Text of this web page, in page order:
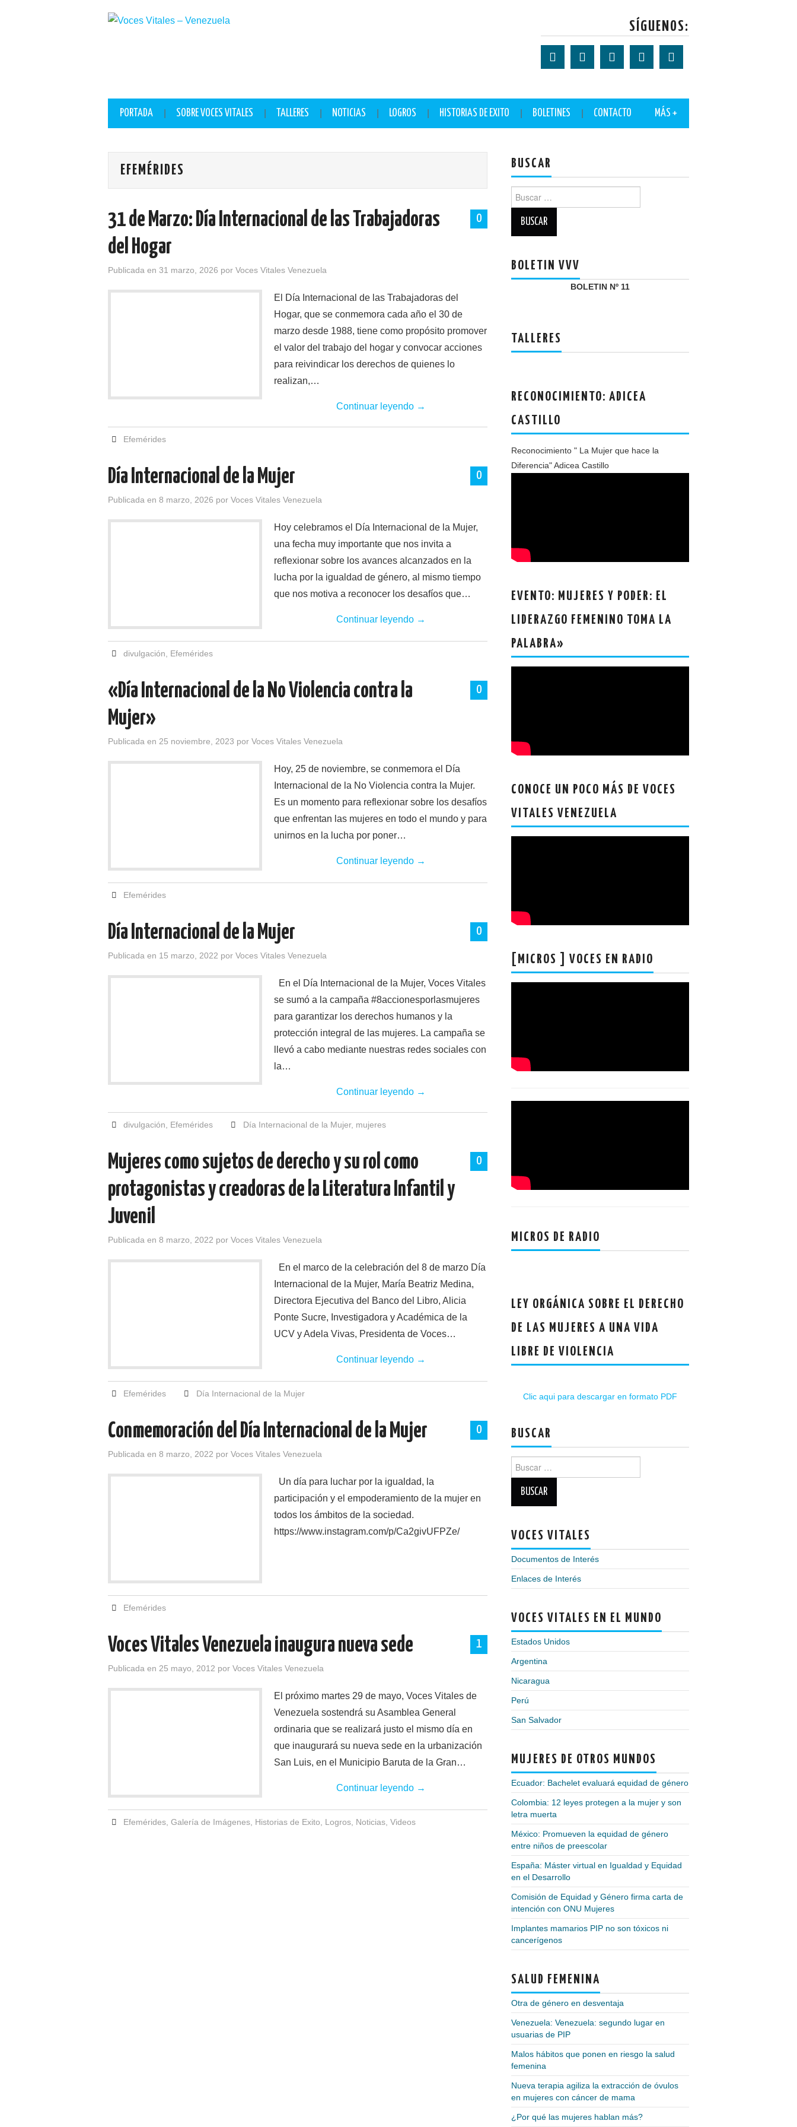
SÍGUENOS:
PORTADA SOBRE VOCES VITALES TALLERES NOTICIAS LOGROS HISTORIAS DE EXITO BOLETINES CONTACTO MÁS +
EFEMÉRIDES
0
31 de Marzo: Día Internacional de las Trabajadoras
del Hogar
Publicada en 31 marzo, 2026 por Voces Vitales Venezuela
El Día Internacional de las Trabajadoras del
Hogar, que se conmemora cada año el 30 de
marzo desde 1988, tiene como propósito promover
el valor del trabajo del hogar y convocar acciones
para reivindicar los derechos de quienes lo
realizan,…
Continuar leyendo →
Efemérides
0
Día Internacional de la Mujer
Publicada en 8 marzo, 2026 por Voces Vitales Venezuela
Hoy celebramos el Día Internacional de la Mujer,
una fecha muy importante que nos invita a
reflexionar sobre los avances alcanzados en la
lucha por la igualdad de género, al mismo tiempo
que nos motiva a reconocer los desafíos que…
Continuar leyendo →
divulgación Efemérides
0
«Día Internacional de la No Violencia contra la
Mujer»
Publicada en 25 noviembre, 2023 por Voces Vitales Venezuela
Hoy, 25 de noviembre, se conmemora el Día
Internacional de la No Violencia contra la Mujer.
Es un momento para reflexionar sobre los desafíos
que enfrentan las mujeres en todo el mundo y para
unirnos en la lucha por poner…
Continuar leyendo →
Efemérides
0
Día Internacional de la Mujer
Publicada en 15 marzo, 2022 por Voces Vitales Venezuela
En el Día Internacional de la Mujer, Voces Vitales
se sumó a la campaña #8accionesporlasmujeres
para garantizar los derechos humanos y la
protección integral de las mujeres. La campaña se
llevó a cabo mediante nuestras redes sociales con
la…
Continuar leyendo →
divulgación Efemérides Día Internacional de la Mujer, mujeres
0
Mujeres como sujetos de derecho y su rol como
protagonistas y creadoras de la Literatura Infantil y
Juvenil
Publicada en 8 marzo, 2022 por Voces Vitales Venezuela
En el marco de la celebración del 8 de marzo Día
Internacional de la Mujer, María Beatriz Medina,
Directora Ejecutiva del Banco del Libro, Alicia
Ponte Sucre, Investigadora y Académica de la
UCV y Adela Vivas, Presidenta de Voces…
Continuar leyendo →
Efemérides Día Internacional de la Mujer
0
Conmemoración del Día Internacional de la Mujer
Publicada en 8 marzo, 2022 por Voces Vitales Venezuela
Un día para luchar por la igualdad, la
participación y el empoderamiento de la mujer en
todos los ámbitos de la sociedad.
https://www.instagram.com/p/Ca2givUFPZe/
Efemérides
1
Voces Vitales Venezuela inaugura nueva sede
Publicada en 25 mayo, 2012 por Voces Vitales Venezuela
El próximo martes 29 de mayo, Voces Vitales de
Venezuela sostendrá su Asamblea General
ordinaria que se realizará justo el mismo día en
que inaugurará su nueva sede en la urbanización
San Luis, en el Municipio Baruta de la Gran…
Continuar leyendo →
Efemérides ,Galería de Imágenes Historias de Exito Logros Noticias ,Videos
BUSCAR
BOLETIN VVV
BOLETIN Nº 11
TALLERES
RECONOCIMIENTO: ADICEA
CASTILLO
Reconocimiento " La Mujer que hace la
Diferencia" Adicea Castillo
EVENTO: MUJERES Y PODER: EL
LIDERAZGO FEMENINO TOMA LA
PALABRA»
CONOCE UN POCO MÁS DE VOCES
VITALES VENEZUELA
[MICROS ] VOCES EN RADIO
MICROS DE RADIO
LEY ORGÁNICA SOBRE EL DERECHO
DE LAS MUJERES A UNA VIDA
LIBRE DE VIOLENCIA
Clic aqui para descargar en formato PDF
BUSCAR
VOCES VITALES
Documentos de Interés
Enlaces de Interés
VOCES VITALES EN EL MUNDO
Estados Unidos
Argentina
Nicaragua
Perú
San Salvador
MUJERES DE OTROS MUNDOS
Ecuador: Bachelet evaluará equidad de género
Colombia: 12 leyes protegen a la mujer y son
letra muerta
México: Promueven la equidad de género
entre niños de preescolar
España: Máster virtual en Igualdad y Equidad
en el Desarrollo
Comisión de Equidad y Género firma carta de
intención con ONU Mujeres
Implantes mamarios PIP no son tóxicos ni
cancerígenos
SALUD FEMENINA
Otra de género en desventaja
Venezuela: Venezuela: segundo lugar en
usuarias de PIP
Malos hábitos que ponen en riesgo la salud
femenina
Nueva terapia agiliza la extracción de óvulos
en mujeres con cáncer de mama
¿Por qué las mujeres hablan más?